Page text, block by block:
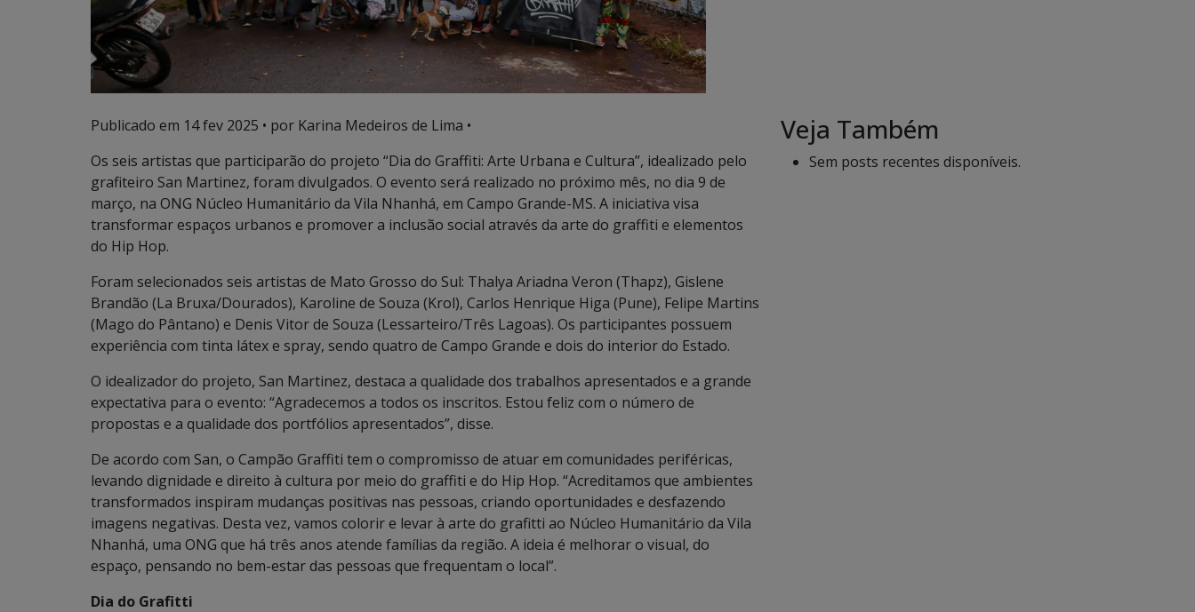
Publicado em 14 fev 2025 • por Karina Medeiros de Lima •
Os seis artistas que participarão do projeto “Dia do Graffiti: Arte Urbana e Cultura”, idealizado pelo
grafiteiro San Martinez, foram divulgados. O evento será realizado no próximo mês, no dia 9 de
março, na ONG Núcleo Humanitário da Vila Nhanhá, em Campo Grande-MS. A iniciativa visa
transformar espaços urbanos e promover a inclusão social através da arte do graffiti e elementos
do Hip Hop.
Foram selecionados seis artistas de Mato Grosso do Sul: Thalya Ariadna Veron (Thapz), Gislene
Brandão (La Bruxa/Dourados), Karoline de Souza (Krol), Carlos Henrique Higa (Pune), Felipe Martins
(Mago do Pântano) e Denis Vitor de Souza (Lessarteiro/Três Lagoas). Os participantes possuem
experiência com tinta látex e spray, sendo quatro de Campo Grande e dois do interior do Estado.
O idealizador do projeto, San Martinez, destaca a qualidade dos trabalhos apresentados e a grande
expectativa para o evento: “Agradecemos a todos os inscritos. Estou feliz com o número de
propostas e a qualidade dos portfólios apresentados”, disse.
De acordo com San, o Campão Graffiti tem o compromisso de atuar em comunidades periféricas,
levando dignidade e direito à cultura por meio do graffiti e do Hip Hop. “Acreditamos que ambientes
transformados inspiram mudanças positivas nas pessoas, criando oportunidades e desfazendo
imagens negativas. Desta vez, vamos colorir e levar à arte do grafitti ao Núcleo Humanitário da Vila
Nhanhá, uma ONG que há três anos atende famílias da região. A ideia é melhorar o visual, do
espaço, pensando no bem-estar das pessoas que frequentam o local”.
Dia do Grafitti
Veja Também
Sem posts recentes disponíveis.